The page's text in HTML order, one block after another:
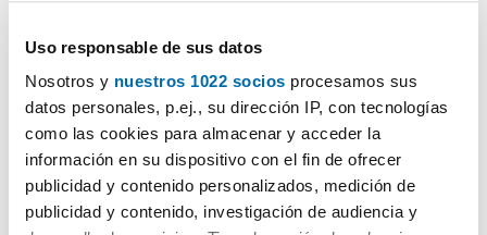
Uso responsable de sus datos
Nosotros y nuestros 1022 socios procesamos sus
datos personales, p.ej., su dirección IP, con tecnologías
como las cookies para almacenar y acceder la
información en su dispositivo con el fin de ofrecer
publicidad y contenido personalizados, medición de
publicidad y contenido, investigación de audiencia y
Contactar